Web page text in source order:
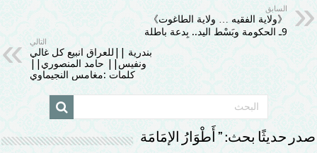
السابق
《ولاية الفقيه … ولاية الطاغوت》
9ـ الحكومة وبَسْط اليد.. بِدعة باطلة
التالي
بندرية ||للعراق انبيع كل غالي
ونفيس|| حامد المنصوري||
كلمات :مغامس النجيماوي
صدر حديثًا بحث: ” أَطْوَارُ الإمَامَة